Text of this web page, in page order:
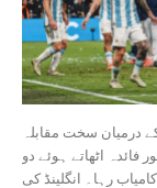
درمیان سخت مقابلہ
فائدہ اٹھاتے ہوئے دو
رہا۔ انگلینڈ کی